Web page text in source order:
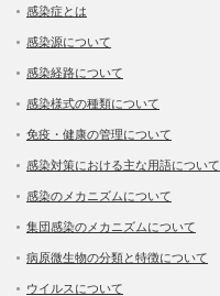
感染症とは
感染源について
感染経路について
感染様式の種類について
免疫・健康の管理について
感染対策における主な用語について
感染のメカニズムについて
集団感染のメカニズムについて
病原微生物の分類と特徴について
ウイルスについて